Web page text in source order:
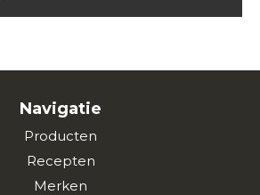
Navigatie
Producten
Recepten
Merken